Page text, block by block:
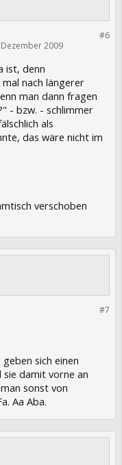
#6
Dezember 2009
ist, denn
nach längerer
man dann fragen
- bzw. - schlimmer
als
das wäre nicht im
verschoben
#7
sich einen
damit vorne an
sonst von
Aa Aba.